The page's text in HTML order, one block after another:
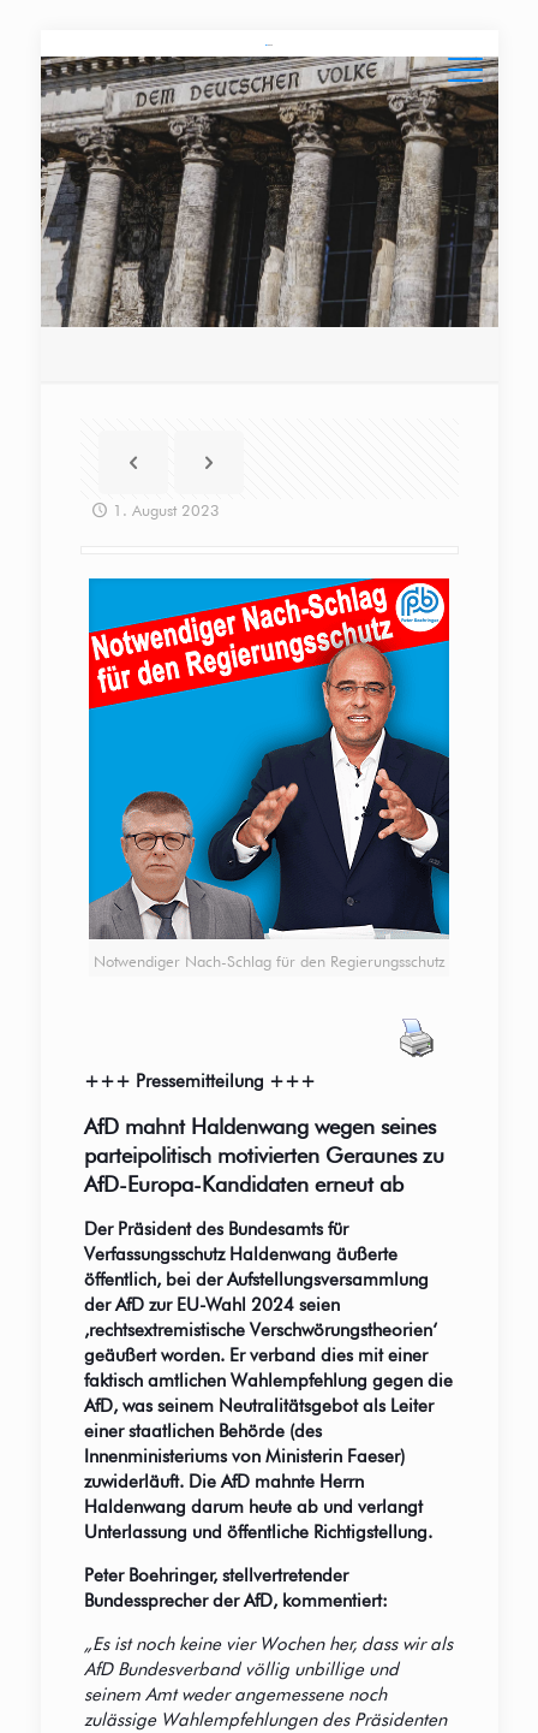
1. August 2023
Notwendiger Nach-Schlag für den Regierungsschutz
+++ Pressemitteilung +++
AfD mahnt Haldenwang wegen seines
parteipolitisch motivierten Geraunes zu
AfD-Europa-Kandidaten erneut ab
Der Präsident des Bundesamts für
Verfassungsschutz Haldenwang äußerte
öffentlich, bei der Aufstellungsversammlung
der AfD zur EU-Wahl 2024 seien
‚rechtsextremistische Verschwörungstheorien‘
geäußert worden. Er verband dies mit einer
faktisch amtlichen Wahlempfehlung gegen die
AfD, was seinem Neutralitätsgebot als Leiter
einer staatlichen Behörde (des
Innenministeriums von Ministerin Faeser)
zuwiderläuft. Die AfD mahnte Herrn
Haldenwang darum heute ab und verlangt
Unterlassung und öffentliche Richtigstellung.
Peter Boehringer, stellvertretender
Bundessprecher der AfD, kommentiert:
„Es ist noch keine vier Wochen her, dass wir als
AfD Bundesverband völlig unbillige und
seinem Amt weder angemessene noch
zulässige Wahlempfehlungen des Präsidenten